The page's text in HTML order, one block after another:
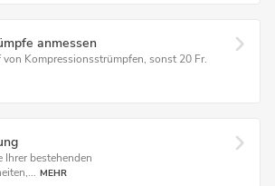
anmessen
Kompressionsstrümpfen, sonst 20 Fr.
Ihrer bestehenden
MEHR